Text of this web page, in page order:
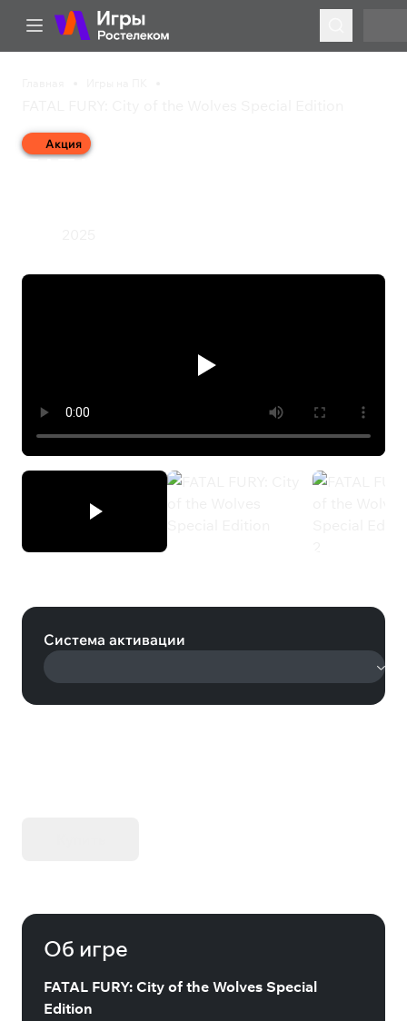
Акция
FATAL FURY: City of the
Система активации
Об игре
FATAL FURY: City of the Wolves Special
Edition